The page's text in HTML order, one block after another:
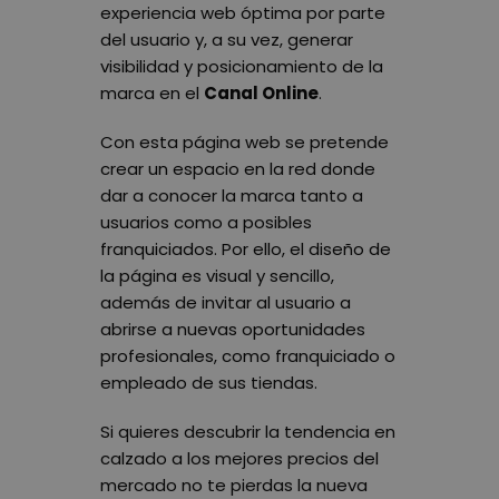
experiencia web óptima por parte
del usuario y, a su vez, generar
visibilidad y posicionamiento de la
marca en el Canal Online.
Con esta página web se pretende
crear un espacio en la red donde
dar a conocer la marca tanto a
usuarios como a posibles
franquiciados. Por ello, el diseño de
la página es visual y sencillo,
además de invitar al usuario a
abrirse a nuevas oportunidades
profesionales, como franquiciado o
empleado de sus tiendas.
Si quieres descubrir la tendencia en
calzado a los mejores precios del
mercado no te pierdas la nueva